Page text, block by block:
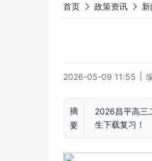
首页 政策资讯
2026-05-09 11:55
摘
要
2026昌平高三
生下载复习！